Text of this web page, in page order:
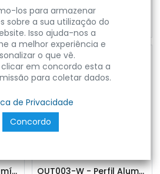
OUT001-B - Perfil Alumínio Saliente 2M Lacado Preto
Ref: OUT002-A
OUT005-B - Perfil Alumínio Saliente 2M Preto OUT003-W - Perfil Alumínio Saliente 2M Lacado Branco
EPLUS LIGHTING
los para armazenar
sobre a sua utilização do
Isso ajuda-nos a
a melhor experiência e
o que vê.
em concordo esta a
para coletar dados.
de Privacidade
Concordo